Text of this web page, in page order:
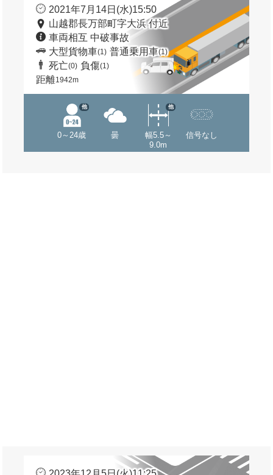
2021年7月14日(水)15:50
山越郡長万部町字大浜 付近
車両相互 中破事故
大型貨物車(1) 普通乗用車(1)
死亡(0) 負傷(1)
距離1942m
0～24歳
他
曇
幅5.5～
9.0m
他
信号なし